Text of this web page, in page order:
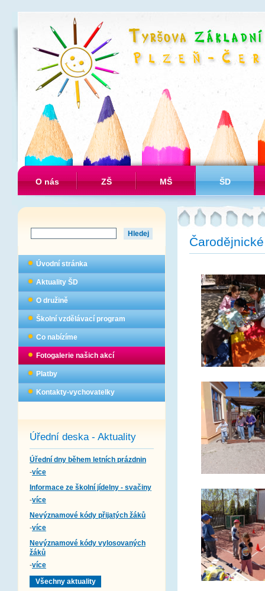
O nás ZŠ MŠ ŠD
Úvodní stránka
Aktuality ŠD
O družině
Školní vzdělávací program
Co nabízíme
Fotogalerie našich akcí
Platby
Kontakty-vychovatelky
Úřední deska - Aktuality
Úřední dny během letních prázdnin
-více
Informace ze školní jídelny - svačiny
-více
Nevýznamové kódy přijatých žáků
-více
Nevýznamové kódy vylosovaných
žáků
-více
Všechny aktuality